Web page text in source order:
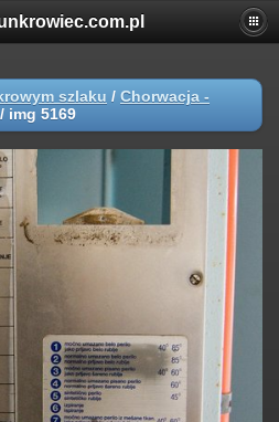
szlaku / Chorwacja -
/ img 5169